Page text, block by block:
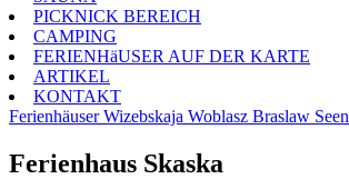
PICKNICK BEREICH
CAMPING
FERIENHäUSER AUF DER KARTE
ARTIKEL
KONTAKT
Ferienhäuser Wizebskaja Woblasz Braslaw Seen
Ferienhaus Skaska